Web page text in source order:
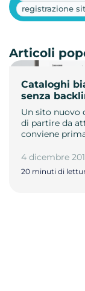
registrazione
Cataloghi
senza
Un sito nuovo
di partire da
conviene
4 dicembre
20 minuti di
Articoli